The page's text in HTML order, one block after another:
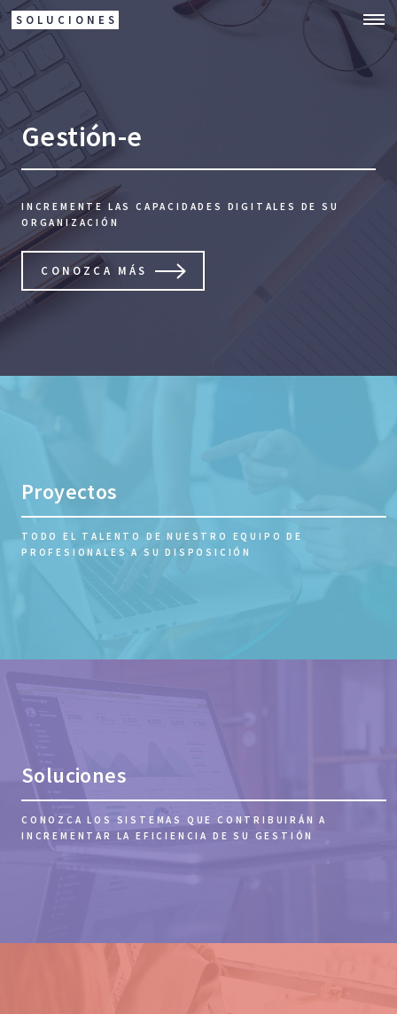
SOLUCIONES
Gestión-e
INCREMENTE LAS CAPACIDADES DIGITALES DE SU
ORGANIZACIÓN
CONOZCA MÁS
Proyectos
TODO EL TALENTO DE NUESTRO EQUIPO DE
PROFESIONALES A SU DISPOSICIÓN
Soluciones
CONOZCA LOS SISTEMAS QUE CONTRIBUIRÁN A
INCREMENTAR LA EFICIENCIA DE SU GESTIÓN